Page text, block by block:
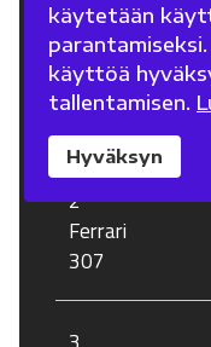
1
Mercedes
379
2
Ferrari
307
käytetään
käyttöä
tallentamisen.
Hyväksyn